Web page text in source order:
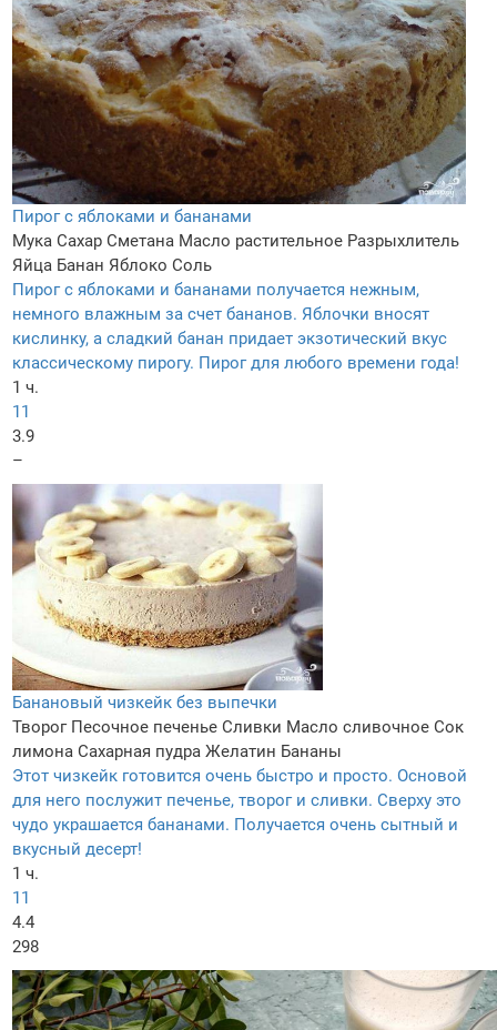
Пирог с яблоками и бананами
Мука Сахар Сметана Масло растительное Разрыхлитель
Яйца Банан Яблоко Соль
Пирог с яблоками и бананами получается нежным,
немного влажным за счет бананов. Яблочки вносят
кислинку, а сладкий банан придает экзотический вкус
классическому пирогу. Пирог для любого времени года!
1 ч.
11
3.9
–
Банановый чизкейк без выпечки
Творог Песочное печенье Сливки Масло сливочное Сок
лимона Сахарная пудра Желатин Бананы
Этот чизкейк готовится очень быстро и просто. Основой
для него послужит печенье, творог и сливки. Сверху это
чудо украшается бананами. Получается очень сытный и
вкусный десерт!
1 ч.
11
4.4
298